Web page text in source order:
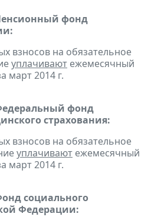
фонд
взносов на обязательное
уплачивают ежемесячный
март 2014 г.
фонд
страхования:
взносов на обязательное
уплачивают ежемесячный
март 2014 г.
социального
Федерации: